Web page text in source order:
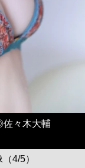
々木大輔
4/5）